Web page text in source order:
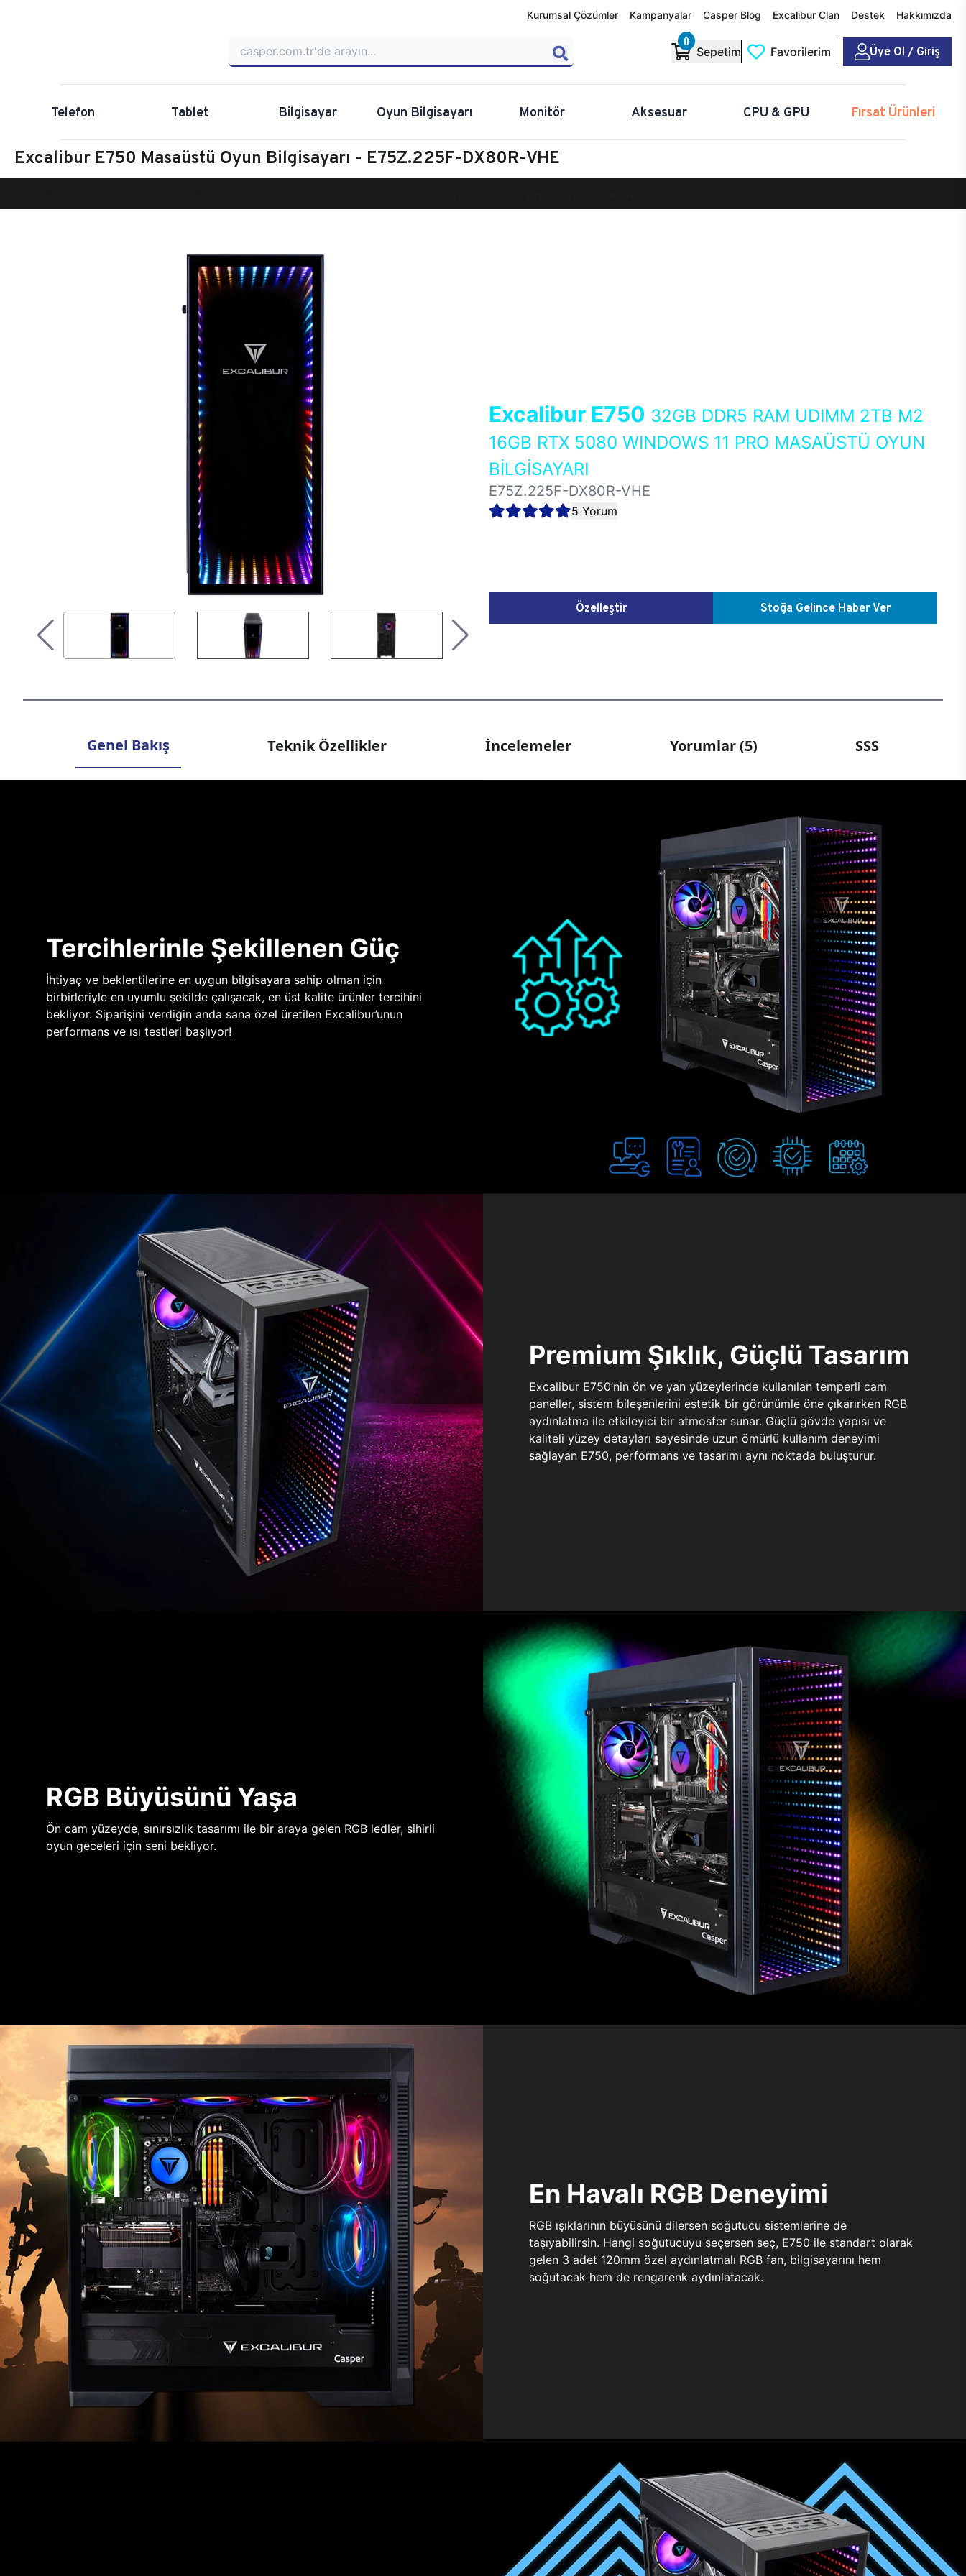
Kurumsal Çözümler Kampanyalar Casper Blog Excalibur Clan Destek Hakkımızda
0
Sepetim Favorilerim Üye Ol / Giriş
Telefon Tablet Bilgisayar Oyun Bilgisayarı Monitör Aksesuar CPU & GPU Fırsat Ürünleri
Excalibur E750 Masaüstü Oyun Bilgisayarı - E75Z.225F-DX80R-VHE
Excalibur E750 32GB DDR5 RAM UDIMM 2TB M2
16GB RTX 5080 WINDOWS 11 PRO MASAÜSTÜ OYUN
BİLGİSAYARI
E75Z.225F-DX80R-VHE
5 Yorum
Özelleştir Stoğa Gelince Haber Ver
Genel Bakış Teknik Özellikler İncelemeler Yorumlar (5) SSS
Tercihlerinle Şekillenen Güç
İhtiyaç ve beklentilerine en uygun bilgisayara sahip olman için
birbirleriyle en uyumlu şekilde çalışacak, en üst kalite ürünler tercihini
bekliyor. Siparişini verdiğin anda sana özel üretilen Excalibur’unun
performans ve ısı testleri başlıyor!
Premium Şıklık, Güçlü Tasarım
Excalibur E750’nin ön ve yan yüzeylerinde kullanılan temperli cam
paneller, sistem bileşenlerini estetik bir görünümle öne çıkarırken RGB
aydınlatma ile etkileyici bir atmosfer sunar. Güçlü gövde yapısı ve
kaliteli yüzey detayları sayesinde uzun ömürlü kullanım deneyimi
sağlayan E750, performans ve tasarımı aynı noktada buluşturur.
RGB Büyüsünü Yaşa
Ön cam yüzeyde, sınırsızlık tasarımı ile bir araya gelen RGB ledler, sihirli
oyun geceleri için seni bekliyor.
En Havalı RGB Deneyimi
RGB ışıklarının büyüsünü dilersen soğutucu sistemlerine de
taşıyabilirsin. Hangi soğutucuyu seçersen seç, E750 ile standart olarak
gelen 3 adet 120mm özel aydınlatmalı RGB fan, bilgisayarını hem
soğutacak hem de rengarenk aydınlatacak.